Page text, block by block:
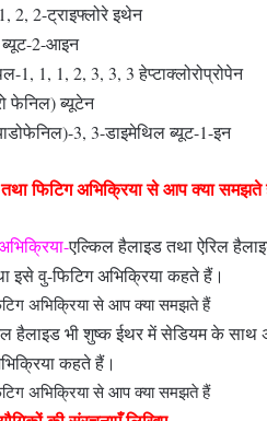
2, 2-ट्राइफ्लोरे इथेन
ब्यूट-2-आइन
1, 1, 1, 2, 3, 3, 3 हेप्टाक्लोरोप्रोपेन
फेनिल) ब्यूटेन
3, 3-डाइमेथिल ब्यूट-1-इन
तथा फिटिग अभिक्रिया से आप क्या समझते
एल्किल हैलाइड तथा ऐरिल
इसे वु-फिटिग अभिक्रिया कहते हैं।
हैलाइड भी शुष्क ईथर में सेडियम के साथ
कहते हैं।